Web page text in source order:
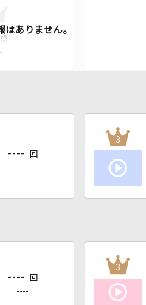
点
---- 回
----
3
---- 回
----
3